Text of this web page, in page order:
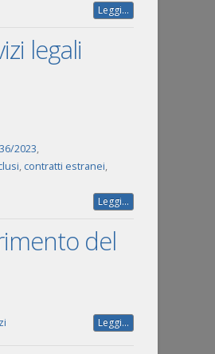
Leggi...
legali
2023,
, contratti estranei,
Leggi...
del
Leggi...